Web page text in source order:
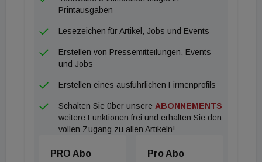
innerstädtische Investitionen. Prognosen zufolge
wird die Einwohnerzahl in den nächsten Jahren
Beliebtheit des E-Commerce die Bedeutung von
verstärkt. Der CityPark ist ein qualitativ
hochwertiges Asset an einem gut positionierten
Standort, von dem wir glauben, dass er in den
Investoren erzielen wird“.
Printausgaben
Lesezeichen für Artikel, Jobs und Events
Erstellen von Pressemitteilungen, Events
und Jobs
Erstellen eines ausführlichen Firmenprofils
Schalten Sie über unsere ABONNEMENTS
weitere Funktionen frei und erhalten Sie den
vollen Zugang zu allen Artikeln!
PRO Abo
Pro Abo